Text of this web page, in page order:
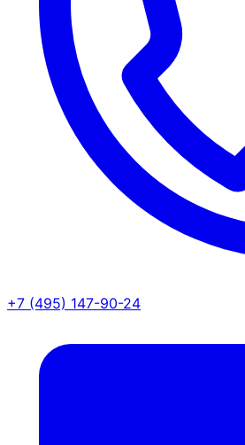
+7 (495) 147-90-24